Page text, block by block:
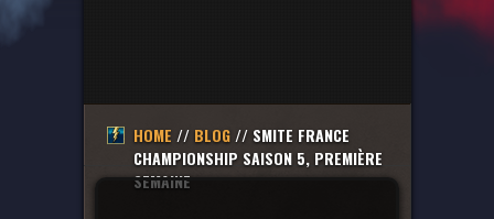
HOME // BLOG// SMITE FRANCE
CHAMPIONSHIP SAISON 5, PREMIÈRE
SEMAINE